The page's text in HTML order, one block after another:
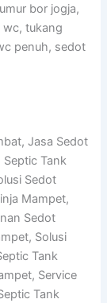
bor jogja,
wc, tukang
penuh, sedot
Jasa Sedot
Tank
Sedot
Mampet,
Sedot
Solusi
Tank
Service
Tank